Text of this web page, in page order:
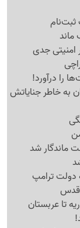
ماند
امنیتی جدی
را درآورد!
به خاطر جنایاتش
ماندگار شد
دولت ترامپ
قدس
تا عربستان